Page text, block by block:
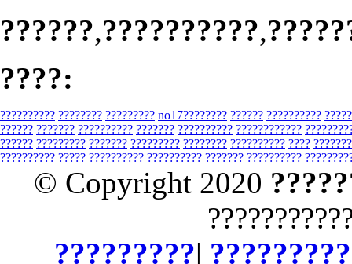
??????,??????????,
????:
?????????? ???????? ????????? no17???????? ?????? ??????????
?????? ??????? ?????????? ??????? ?????????? ????????????
?????? ????????? ??????? ????????? ???????? ?????????? ????
?????????? ????? ?????????? ?????????? ??????? ??????????
© Copyright 2020
?????????| ?????????